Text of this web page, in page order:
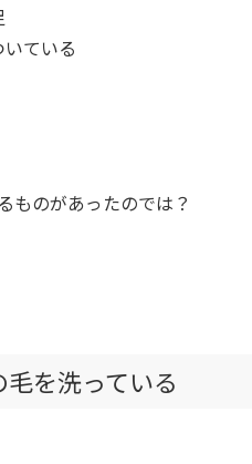
ている
ものがあったのでは？
を洗っている